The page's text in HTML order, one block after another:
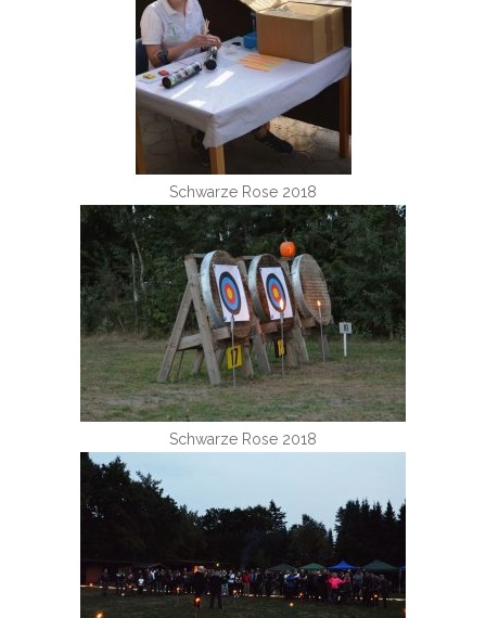
Schwarze Rose 2018
Schwarze Rose 2018